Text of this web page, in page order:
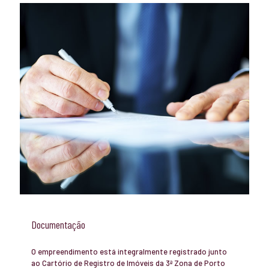
Documentação
O empreendimento está integralmente registrado junto
ao Cartório de Registro de Imóveis da 3ª Zona de Porto